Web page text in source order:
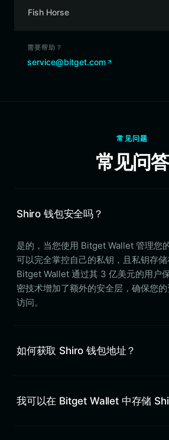
Fish Horse
需要帮助？
service@bitget.com
常见问题
常见问答
Shiro 钱包安全吗？
是的，当您使用 Bitget Wallet 管理您
可以完全掌控自己的私钥，且私钥存储
Bitget Wallet 通过其 3 亿美元的用户
密技术增加了额外的安全层，确保您
访问。
如何获取 Shiro 钱包地址？
我可以在 Bitget Wallet 中存储